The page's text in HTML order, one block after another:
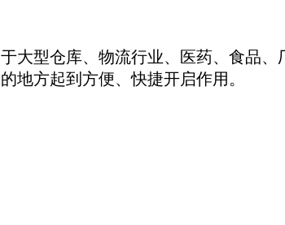
大型仓库、物流行业、医药、食品
地方起到方便、快捷开启作用。